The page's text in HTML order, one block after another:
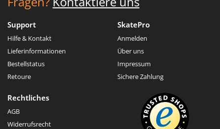
Support
Hilfe & Kontakt
Lieferinformationen
Bestellstatus
Retoure
SkatePro
Anmelden
Über uns
Impressum
Sichere Zahlung
Rechtliches
AGB
Widerrufsrecht